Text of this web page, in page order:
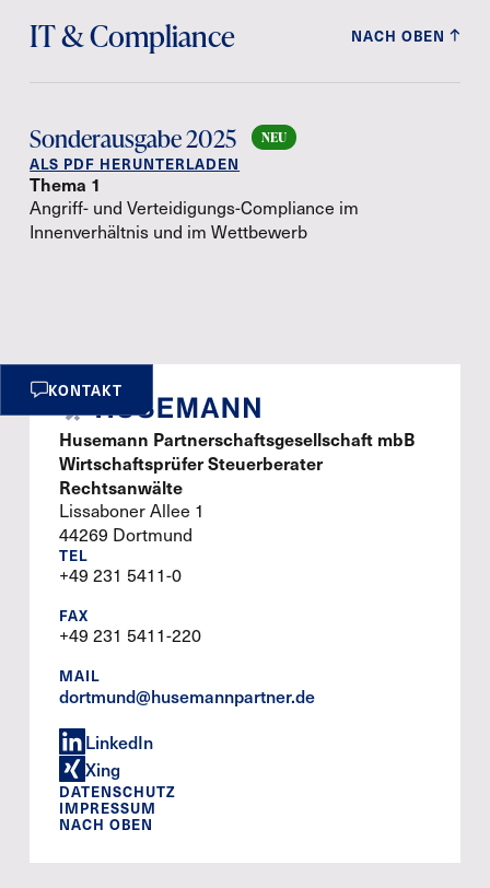
IT & Compliance NACH OBEN
Sonderausgabe 2025
ALS PDF HERUNTERLADEN
Thema 1
Angriff- und Verteidigungs-Compliance im
Innenverhältnis und im Wettbewerb
KONTAKT
Husemann Partnerschaftsgesellschaft mbB
Wirtschaftsprüfer Steuerberater
Rechtsanwälte
Lissaboner Allee 1
44269 Dortmund
TEL
+49 231 5411-0
FAX
+49 231 5411-220
MAIL
dortmund@husemannpartner.de
LinkedIn
Xing
DATENSCHUTZ
IMPRESSUM
NACH OBEN